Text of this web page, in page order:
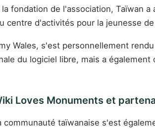
fondation de l'association, Taïwan
centre d'activités pour la jeunesse
Wales, s'est personnellement
du logiciel libre, mais a
Loves Monuments et
taïwanaise s'est